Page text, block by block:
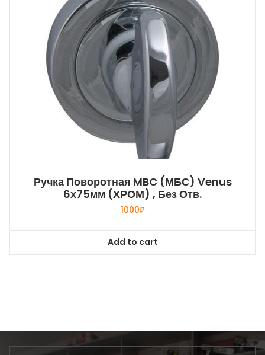
Ручка Поворотная MBC (МБС) Venus
6х75мм (ХРОМ) , Без Отв.
1000₽
Add to cart